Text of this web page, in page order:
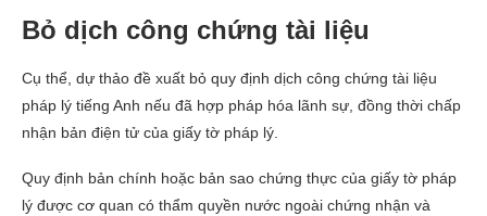
Bỏ dịch công chứng tài liệu
Cụ thể, dự thảo đề xuất bỏ quy định dịch công chứng tài liệu
pháp lý tiếng Anh nếu đã hợp pháp hóa lãnh sự, đồng thời chấp
nhận bản điện tử của giấy tờ pháp lý.
Quy định bản chính hoặc bản sao chứng thực của giấy tờ pháp
lý được cơ quan có thẩm quyền nước ngoài chứng nhận và